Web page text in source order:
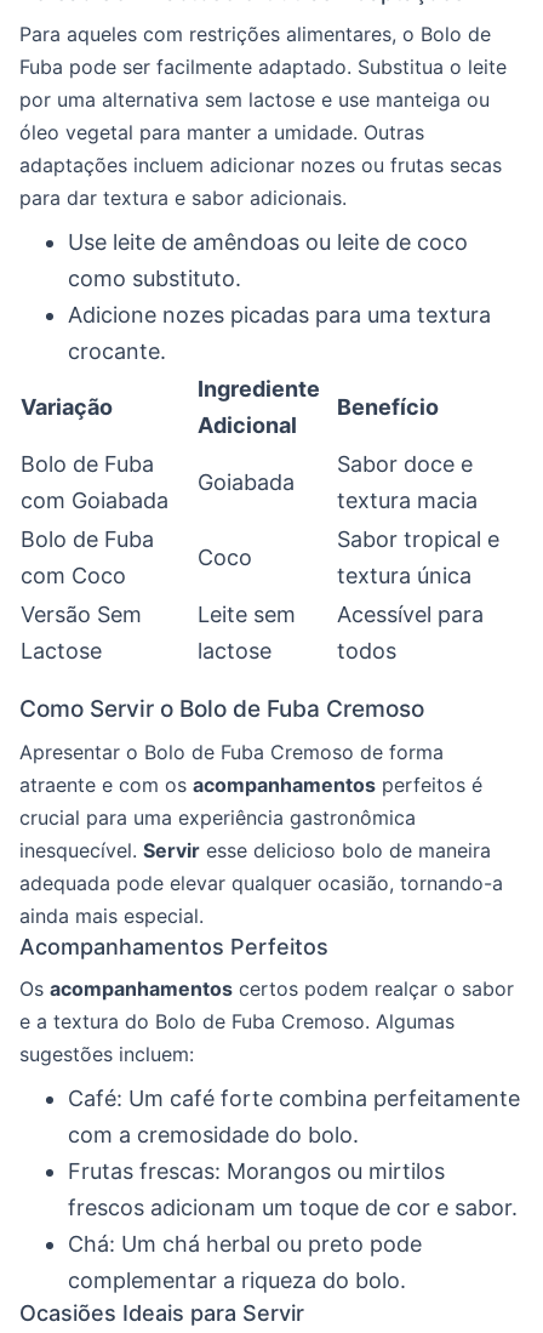
Para aqueles com restrições alimentares, o Bolo de
Fuba pode ser facilmente adaptado. Substitua o leite
por uma alternativa sem lactose e use manteiga ou
óleo vegetal para manter a umidade. Outras
adaptações incluem adicionar nozes ou frutas secas
para dar textura e sabor adicionais.
Use leite de amêndoas ou leite de coco
como substituto.
Adicione nozes picadas para uma textura
crocante.
Variação
Ingrediente
Adicional
Benefício
Bolo de Fuba
com Goiabada
Goiabada
Sabor doce e
textura macia
Bolo de Fuba
com Coco
Coco
Sabor tropical e
textura única
Versão Sem
Lactose
Leite sem
lactose
Acessível para
todos
Como Servir o Bolo de Fuba Cremoso
Apresentar o Bolo de Fuba Cremoso de forma
atraente e com os acompanhamentos perfeitos é
crucial para uma experiência gastronômica
inesquecível. Servir esse delicioso bolo de maneira
adequada pode elevar qualquer ocasião, tornando-a
ainda mais especial.
Acompanhamentos Perfeitos
Os acompanhamentos certos podem realçar o sabor
e a textura do Bolo de Fuba Cremoso. Algumas
sugestões incluem:
Café: Um café forte combina perfeitamente
com a cremosidade do bolo.
Frutas frescas: Morangos ou mirtilos
frescos adicionam um toque de cor e sabor.
Chá: Um chá herbal ou preto pode
complementar a riqueza do bolo.
Ocasiões Ideais para Servir